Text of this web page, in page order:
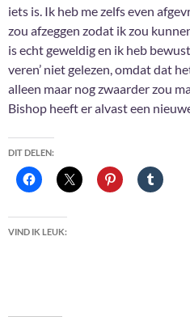
iets is. Ik heb me zelfs even
zou afzeggen zodat ik zou
is echt geweldig en ik heb
veren’ niet gelezen, omdat dat
alleen maar nog zwaarder zou
Bishop heeft er alvast een
DIT DELEN:
VIND IK LEUK: